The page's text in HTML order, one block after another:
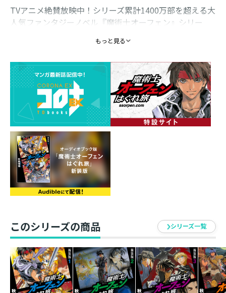
TVアニメ絶賛放映中！シリーズ累計1400万部を超える大
人気ファンタジーノベル『魔術士オーフェン』シリー
旅」が、新装版として復活！
かつての同窓生・レティシャに招かれて故郷である“牙の
塔”に帰ったオーフェン。その前に現れた凄腕の暗殺者
は、かつて天才術士と呼ばれたキリランシェロ=オーフ
ェンとまったく同じ姿と能力を有していた(「我が過去を
消せ暗殺者」)。“牙の塔”に逗留するオーフェンとマジク
は、神の歴史書である“ブラウニング家の世界書”を手に
入れる。それを狙う暗殺専門の術者・カーレンとハイド
ラントが現れ、思い出の地を舞台に過酷な魔術闘争が始
まる(「我が塔に来たれ後継者」)。過去からの刺客が、
現在を強襲する。
もっと見る
このシリーズの商品 シリーズ一覧